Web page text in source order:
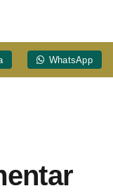
WhatsApp